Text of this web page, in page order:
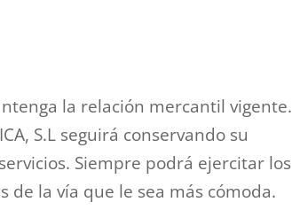
la relación mercantil vigente.
S.L seguirá conservando su
Siempre podrá ejercitar los
la vía que le sea más cómoda.